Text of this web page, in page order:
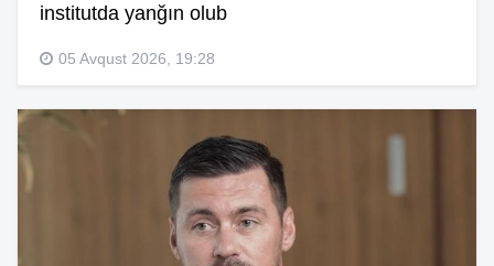
institutda yanğın olub
05 Avqust 2026, 19:28